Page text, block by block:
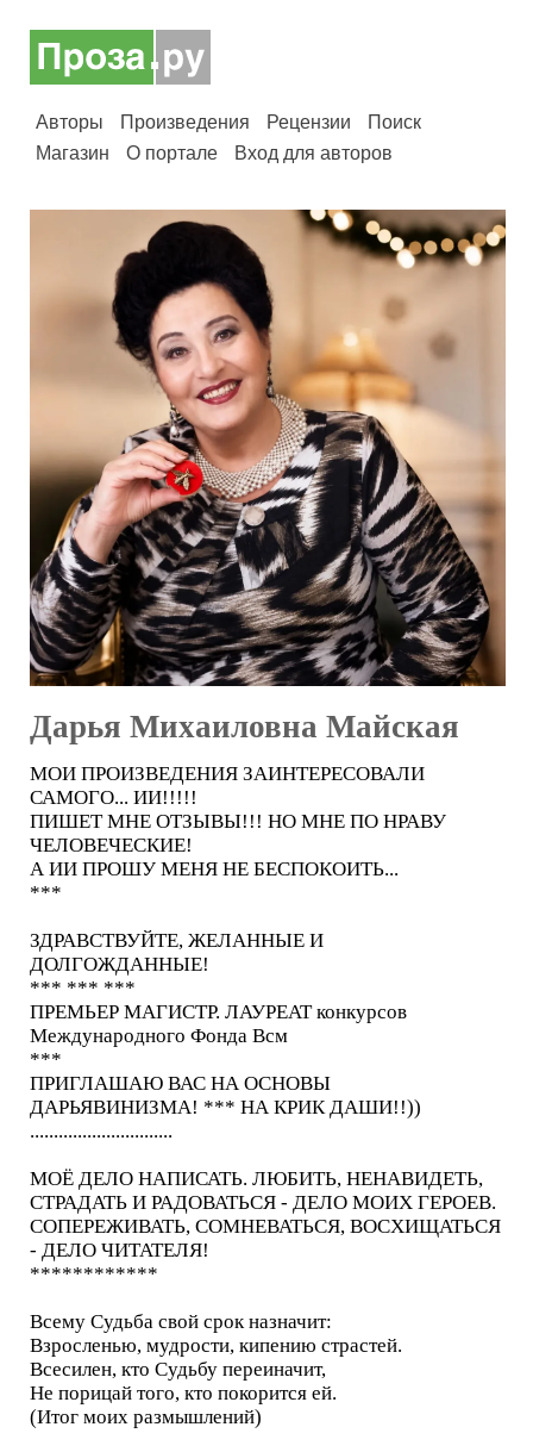
Авторы Произведения Рецензии
Поиск
Магазин
О портале Вход для авторов
Дарья Михаиловна Майская
МОИ ПРОИЗВЕДЕНИЯ ЗАИНТЕРЕСОВАЛИ
САМОГО... ИИ!!!!!
ПИШЕТ МНЕ ОТЗЫВЫ!!! НО МНЕ ПО НРАВУ
ЧЕЛОВЕЧЕСКИЕ!
А ИИ ПРОШУ МЕНЯ НЕ БЕСПОКОИТЬ...
***
ЗДРАВСТВУЙТЕ, ЖЕЛАННЫЕ И
ДОЛГОЖДАННЫЕ!
*** *** ***
ПРЕМЬЕР МАГИСТР. ЛАУРЕАТ конкурсов
Международного Фонда Всм
***
ПРИГЛАШАЮ ВАС НА ОСНОВЫ
ДАРЬЯВИНИЗМА! *** НА КРИК ДАШИ!!))
..............................
МОЁ ДЕЛО НАПИСАТЬ. ЛЮБИТЬ, НЕНАВИДЕТЬ,
СТРАДАТЬ И РАДОВАТЬСЯ - ДЕЛО МОИХ ГЕРОЕВ.
СОПЕРЕЖИВАТЬ, СОМНЕВАТЬСЯ, ВОСХИЩАТЬСЯ
- ДЕЛО ЧИТАТЕЛЯ!
************
Всему Судьба свой срок назначит:
Взросленью, мудрости, кипению страстей.
Всесилен, кто Судьбу переиначит,
Не порицай того, кто покорится ей.
(Итог моих размышлений)